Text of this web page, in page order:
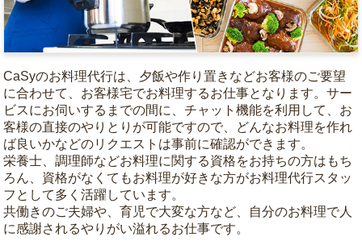
CaSyのお料理代行は、夕飯や作り置きなどお客様のご要望
に合わせて、お客様宅でお料理するお仕事となります。サー
ビスにお伺いするまでの間に、チャット機能を利用して、お
客様の直接のやりとりが可能ですので、どんなお料理を作れ
ば良いかなどのリクエストは事前に確認ができます。
栄養士、調理師などお料理に関する資格をお持ちの方はもち
ろん、資格がなくてもお料理が好きな方がお料理代行スタッ
フとして多く活躍しています。
共働きのご夫婦や、育児で大変な方など、自分のお料理で人
に感謝されるやりがい溢れるお仕事です。